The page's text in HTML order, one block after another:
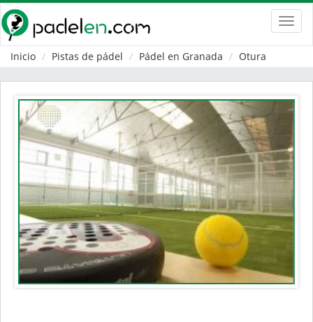
Inicio
Pistas de pádel Pádel en Granada Otura